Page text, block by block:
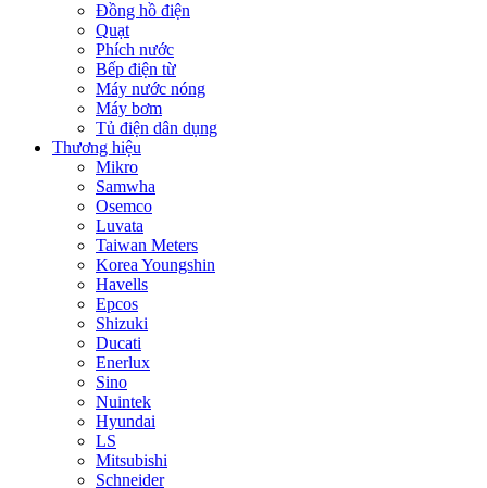
Đồng hồ điện
Quạt
Phích nước
Bếp điện từ
Máy nước nóng
Máy bơm
Tủ điện dân dụng
Thương hiệu
Mikro
Samwha
Osemco
Luvata
Taiwan Meters
Korea Youngshin
Havells
Epcos
Shizuki
Ducati
Enerlux
Sino
Nuintek
Hyundai
LS
Mitsubishi
Schneider